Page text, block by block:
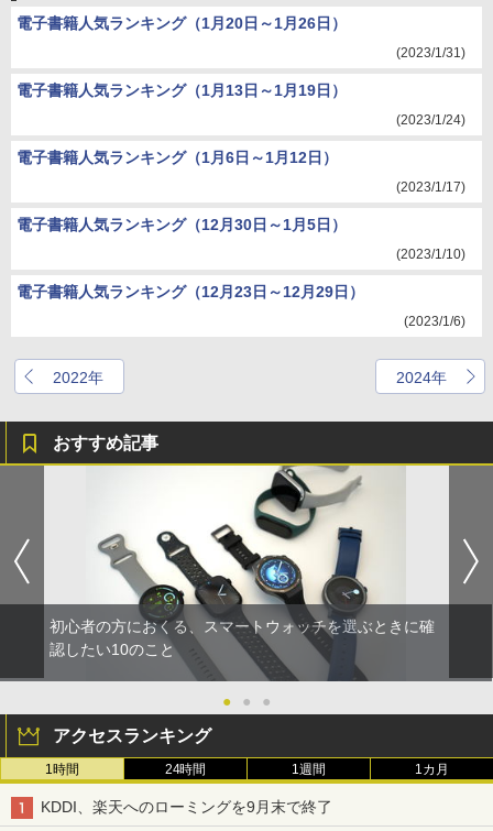
電子書籍人気ランキング（1月20日～1月26日）
(2023/1/31)
電子書籍人気ランキング（1月13日～1月19日）
(2023/1/24)
電子書籍人気ランキング（1月6日～1月12日）
(2023/1/17)
電子書籍人気ランキング（12月30日～1月5日）
(2023/1/10)
電子書籍人気ランキング（12月23日～12月29日）
(2023/1/6)
2022年 2024年
おすすめ記事
初心者の方におくる、スマートウォッチを選ぶときに確
認したい10のこと
● ● ●
アクセスランキング
1時間 24時間 1週間 1カ月
KDDI、楽天へのローミングを9月末で終了